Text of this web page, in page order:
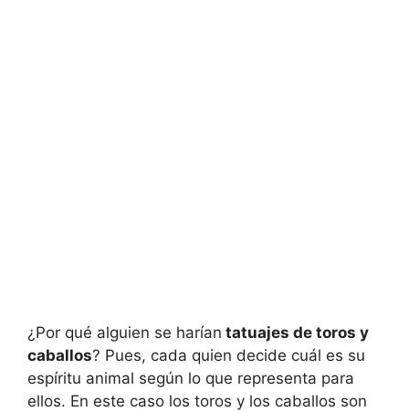
¿Por qué alguien se harían tatuajes de toros y
caballos? Pues, cada quien decide cuál es su
espíritu animal según lo que representa para
ellos. En este caso los toros y los caballos son